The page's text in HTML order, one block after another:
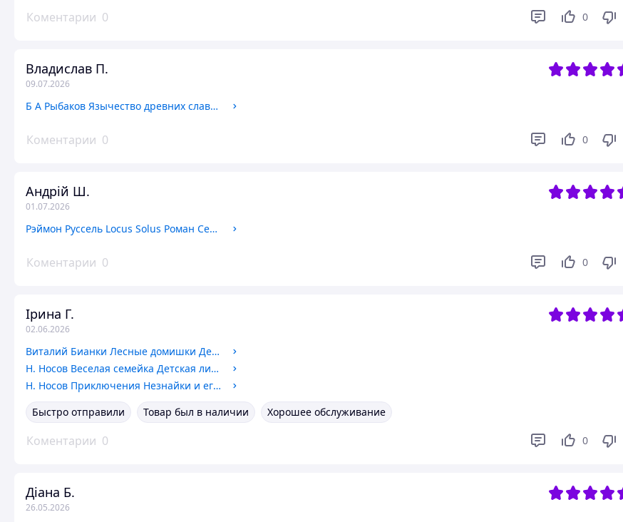
Коментарии 0 0
Владислав П.
09.07.2026
Б А Рыбаков Язычество древних славян Наука 1981 год
Коментарии 0 0
Андрій Ш.
01.07.2026
Рэймон Руссель Locus Solus Роман Серия 700 Киев 2000 год
Коментарии 0 0
Ірина Г.
02.06.2026
Виталий Бианки Лесные домишки Детская литература 1975 год
Н. Носов Веселая семейка Детская литература 1975 год
Н. Носов Приключения Незнайки и его друзей 1975 год
Быстро отправили
Товар был в наличии Хорошее обслуживание
Коментарии 0 0
Діана Б.
26.05.2026